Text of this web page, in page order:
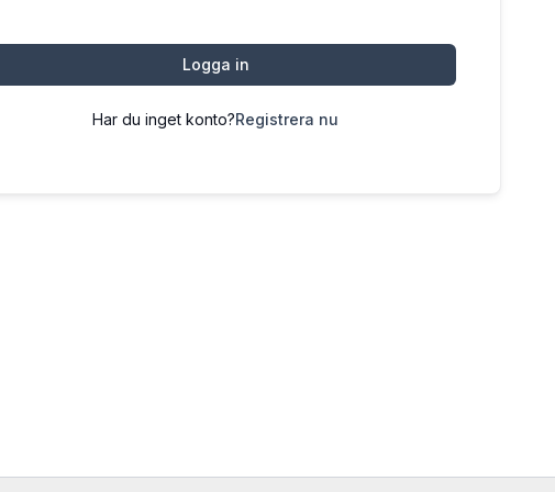
Logga in
Har du inget konto?Registrera nu